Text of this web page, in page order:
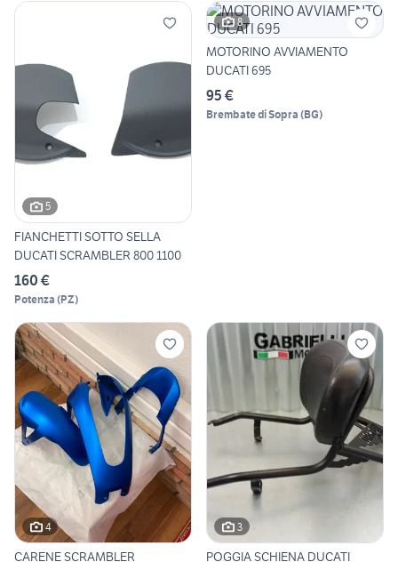
5
FIANCHETTI SOTTO SELLA
DUCATI SCRAMBLER 800 1100
160 €
Potenza (PZ)
8
MOTORINO AVVIAMENTO
DUCATI 695
95 €
Brembate di Sopra (BG)
4
CARENE SCRAMBLER
3
POGGIA SCHIENA DUCATI